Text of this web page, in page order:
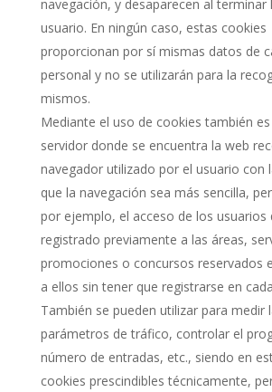
navegación, y desaparecen al terminar
usuario. En ningún caso, estas cookies
proporcionan por sí mismas datos de
personal y no se utilizarán para la
mismos.
Mediante el uso de cookies también
servidor donde se encuentra la web
navegador utilizado por el usuario con
que la navegación sea más sencilla,
por ejemplo, el acceso de los usuarios
registrado previamente a las áreas,
promociones o concursos reservados
a ellos sin tener que registrarse en
También se pueden utilizar para medir
parámetros de tráfico, controlar el
número de entradas, etc., siendo en
cookies prescindibles técnicamente,